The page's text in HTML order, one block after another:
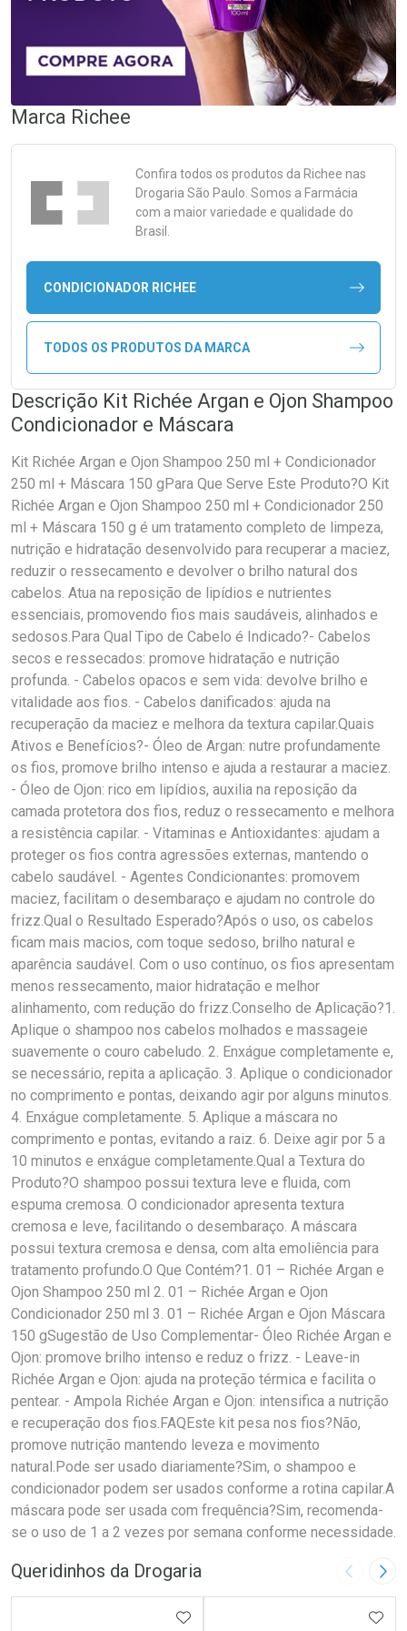
Marca Richee
Confira todos os produtos da Richee nas
Drogaria São Paulo. Somos a Farmácia
com a maior variedade e qualidade do
Brasil.
CONDICIONADOR RICHEE
TODOS OS PRODUTOS DA MARCA
Descrição Kit Richée Argan e Ojon Shampoo
Condicionador e Máscara
Kit Richée Argan e Ojon Shampoo 250 ml + Condicionador
250 ml + Máscara 150 gPara Que Serve Este Produto?O Kit
Richée Argan e Ojon Shampoo 250 ml + Condicionador 250
ml + Máscara 150 g é um tratamento completo de limpeza,
nutrição e hidratação desenvolvido para recuperar a maciez,
reduzir o ressecamento e devolver o brilho natural dos
cabelos. Atua na reposição de lipídios e nutrientes
essenciais, promovendo fios mais saudáveis, alinhados e
sedosos.Para Qual Tipo de Cabelo é Indicado?- Cabelos
secos e ressecados: promove hidratação e nutrição
profunda. - Cabelos opacos e sem vida: devolve brilho e
vitalidade aos fios. - Cabelos danificados: ajuda na
recuperação da maciez e melhora da textura capilar.Quais
Ativos e Benefícios?- Óleo de Argan: nutre profundamente
os fios, promove brilho intenso e ajuda a restaurar a maciez.
- Óleo de Ojon: rico em lipídios, auxilia na reposição da
camada protetora dos fios, reduz o ressecamento e melhora
a resistência capilar. - Vitaminas e Antioxidantes: ajudam a
proteger os fios contra agressões externas, mantendo o
cabelo saudável. - Agentes Condicionantes: promovem
maciez, facilitam o desembaraço e ajudam no controle do
frizz.Qual o Resultado Esperado?Após o uso, os cabelos
ficam mais macios, com toque sedoso, brilho natural e
aparência saudável. Com o uso contínuo, os fios apresentam
menos ressecamento, maior hidratação e melhor
alinhamento, com redução do frizz.Conselho de Aplicação?1.
Aplique o shampoo nos cabelos molhados e massageie
suavemente o couro cabeludo. 2. Enxágue completamente e,
se necessário, repita a aplicação. 3. Aplique o condicionador
no comprimento e pontas, deixando agir por alguns minutos.
4. Enxágue completamente. 5. Aplique a máscara no
comprimento e pontas, evitando a raiz. 6. Deixe agir por 5 a
10 minutos e enxágue completamente.Qual a Textura do
Produto?O shampoo possui textura leve e fluida, com
espuma cremosa. O condicionador apresenta textura
cremosa e leve, facilitando o desembaraço. A máscara
possui textura cremosa e densa, com alta emoliência para
tratamento profundo.O Que Contém?1. 01 – Richée Argan e
Ojon Shampoo 250 ml 2. 01 – Richée Argan e Ojon
Condicionador 250 ml 3. 01 – Richée Argan e Ojon Máscara
150 gSugestão de Uso Complementar- Óleo Richée Argan e
Ojon: promove brilho intenso e reduz o frizz. - Leave-in
Richée Argan e Ojon: ajuda na proteção térmica e facilita o
pentear. - Ampola Richée Argan e Ojon: intensifica a nutrição
e recuperação dos fios.FAQEste kit pesa nos fios?Não,
promove nutrição mantendo leveza e movimento
natural.Pode ser usado diariamente?Sim, o shampoo e
condicionador podem ser usados conforme a rotina capilar.A
máscara pode ser usada com frequência?Sim, recomenda-
se o uso de 1 a 2 vezes por semana conforme necessidade.
Queridinhos da Drogaria Imagem
ADICIONAR AOS FAVORITOS